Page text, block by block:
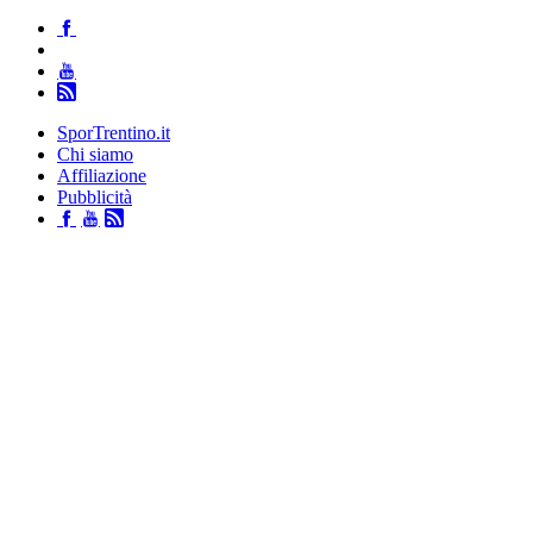
SporTrentino.it
Chi siamo
Affiliazione
Pubblicità